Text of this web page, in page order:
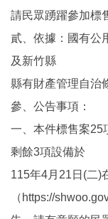
請民眾踴躍參加標
貳、依據：國有公
及新竹縣
縣有財產管理自治
參、公告事項：
一、本件標售案25
剩餘3項設備於
115年4月21日(二)
（https://